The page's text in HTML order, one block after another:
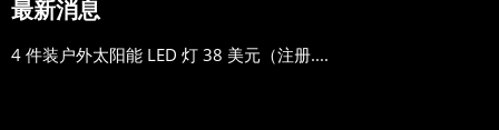
最新消息
4 件装户外太阳能 LED 灯 38 美元（注册....